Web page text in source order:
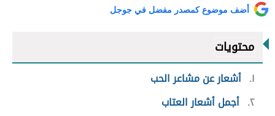
أضف موضوع كمصدر مفضل في جوجل
محتويات
١ أشعار عن مشاعر الحب
٢ أجمل أشعار العتاب